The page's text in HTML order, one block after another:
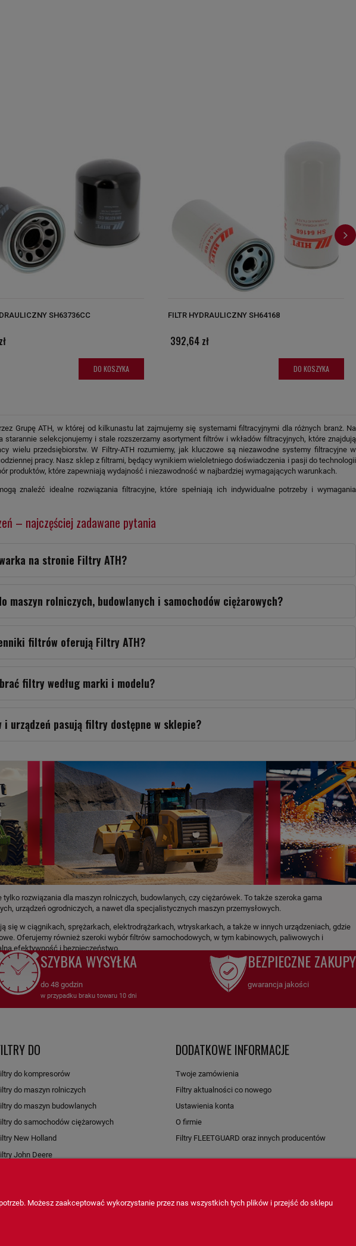
SH63736CC
DO KOSZYKA
FILTR HYDRAULICZNY SH64168
392,64 zł
DO KOSZYKA
Grupę ATH, w której od kilkunastu lat zajmujemy się systemami filtracyjnymi dla różnych branż. Na
starannie selekcjonujemy i stale rozszerzamy asortyment filtrów i wkładów filtracyjnych, które znajdują
wielu przedsiębiorstw. W Filtry-ATH rozumiemy, jak kluczowe są niezawodne systemy filtracyjne w
pracy. Nasz sklep z filtrami, będący wynikiem wieloletniego doświadczenia i pasji do technologii
produktów, które zapewniają wydajność i niezawodność w najbardziej wymagających warunkach.
znaleźć idealne rozwiązania filtracyjne, które spełniają ich indywidualne potrzeby i wymagania
– najczęściej zadawane pytania
na stronie Filtry ATH?
maszyn rolniczych, budowlanych i samochodów ciężarowych?
filtrów oferują Filtry ATH?
filtry według marki i modelu?
i urządzeń pasują filtry dostępne w sklepie?
tylko rozwiązania dla maszyn rolniczych, budowlanych, czy ciężarówek. To także szeroka gama
urządzeń ogrodniczych, a nawet dla specjalistycznych maszyn przemysłowych.
się w ciągnikach, sprężarkach, elektrodrążarkach, wtryskarkach, a także w innych urządzeniach, gdzie
Oferujemy również szeroki wybór filtrów samochodowych, w tym kabinowych, paliwowych i
efektywność i bezpieczeństwo.
SZYBKA WYSYŁKA
do 48 godzin
w przypadku braku towaru 10 dni
BEZPIECZNE ZAKUPY
gwarancja jakości
DO
do kompresorów
do maszyn rolniczych
do maszyn budowlanych
do samochodów ciężarowych
New Holland
John Deere
DODATKOWE INFORMACJE
Twoje zamówienia
Filtry aktualności co nowego
Ustawienia konta
O firmie
Filtry FLEETGUARD oraz innych producentów
Możesz zaakceptować wykorzystanie przez nas wszystkich tych plików i przejść do sklepu